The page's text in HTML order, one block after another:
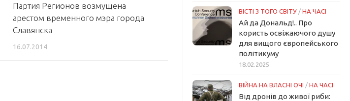
Партия Регионов возмущена
арестом временного мэра города
Славянска
16.07.2014
ВІСТІ З ТОГО СВІТУ / НА ЧАСІ
Ай да Дональд!.. Про
користь освіжаючого душу
для вищого європейського
політикуму
18.02.2025
ВІЙНА НА ВЛАСНІ ОЧІ / НА ЧАСІ
Від дронів до живої риби: